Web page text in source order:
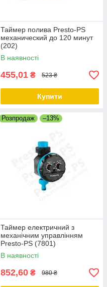
Таймер полива Presto-PS
механический до 120 минут
(202)
В наявності
455,01 ₴ 523 ₴
Купити
Розпродаж –13%
Таймер електричний з
механічним управлінням
Presto-PS (7801)
В наявності
852,60 ₴ 980 ₴